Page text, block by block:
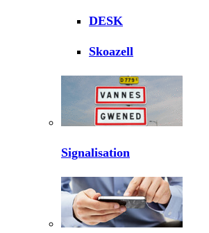
DESK
Skoazell
Signalisation